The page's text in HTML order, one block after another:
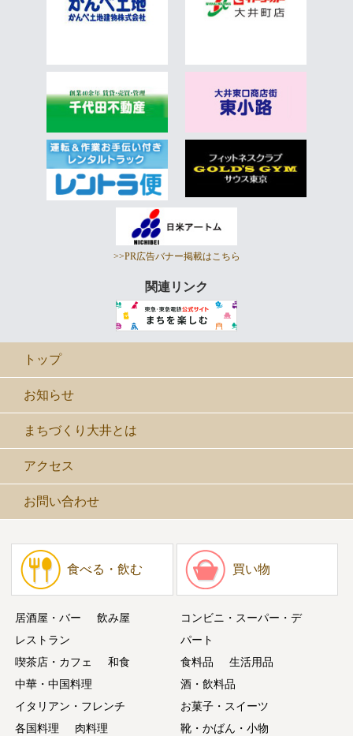
>>PR広告バナー掲載はこちら
関連リンク
トップ
お知らせ
まちづくり大井とは
アクセス
お問い合わせ
食べる・飲む
居酒屋・バー
飲み屋
レストラン
喫茶店・カフェ
和食
中華・中国料理
イタリアン・フレンチ
各国料理
肉料理
買い物
コンビニ・スーパー・デ
パート
食料品
生活用品
酒・飲料品
お菓子・スイーツ
靴・かばん・小物